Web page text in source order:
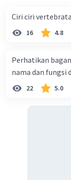
Ciri ciri
16 4.8
Perhatikan bagan
nama dan fungsi
22 5.0